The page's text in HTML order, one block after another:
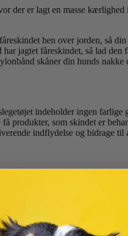
der er lagt en masse
hen over jorden, så
jagtet fåreskindet, så lad den
skåner din hunds nakke
indeholder ingen
produkter, som skindet er
indflydelse og bidrage